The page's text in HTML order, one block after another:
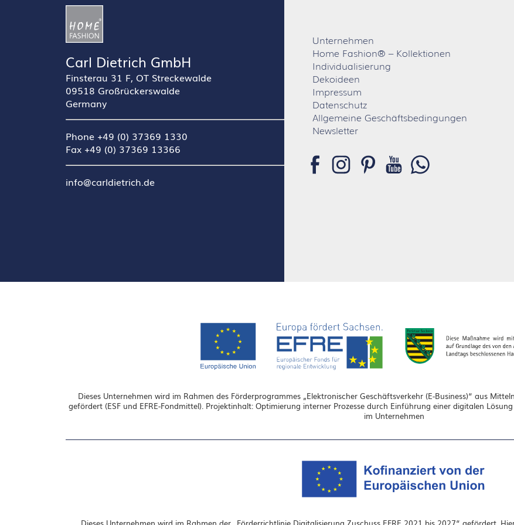
Carl Dietrich GmbH
Finsterau 31 F, OT Streckewalde
09518 Großrückerswalde
Germany
Phone +49 (0) 37369 1330
Fax +49 (0) 37369 13366
info@carldietrich.de
Unternehmen
Home Fashion® – Kollektionen
Individualisierung
Dekoideen
Impressum
Datenschutz
Allgemeine Geschäftsbedingungen
Newsletter
Dieses Unternehmen wird im Rahmen des Förderprogrammes „Elektronischer Geschäftsverkehr (E-Business)“ aus
gefördert (ESF und EFRE-Fondmittel). Projektinhalt: Optimierung interner Prozesse durch Einführung einer digitalen
im Unternehmen